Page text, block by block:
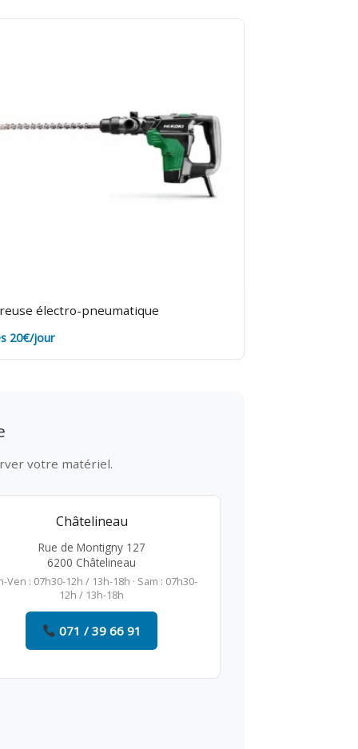
électro-pneumatique
20€/jour
votre matériel.
Châtelineau
Rue de Montigny 127
6200 Châtelineau
Ven : 07h30-12h / 13h-18h · Sam : 07h30-
12h / 13h-18h
071 / 39 66 91